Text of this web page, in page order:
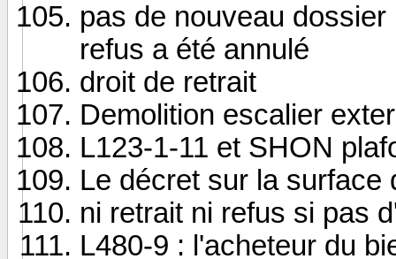
pas de nouveau
refus a été annulé
droit de retrait
Demolition escalier
L123-1-11 et SHON
Le décret sur la surface
ni retrait ni refus si pas
L480-9 : l'acheteur du